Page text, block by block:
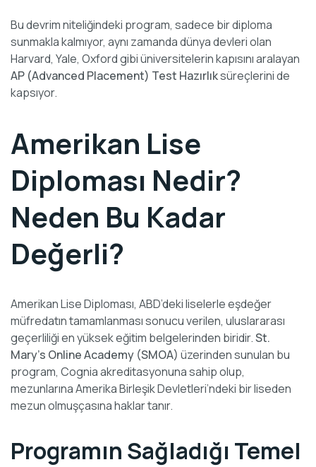
Bu devrim niteliğindeki program, sadece bir diploma
sunmakla kalmıyor, aynı zamanda dünya devleri olan
Harvard, Yale, Oxford gibi üniversitelerin kapısını aralayan
AP (Advanced Placement) Test Hazırlıksüreçlerini de
kapsıyor.
Amerikan Lise
Diploması Nedir?
Neden Bu Kadar
Değerli?
Amerikan Lise Diploması, ABD’deki liselerle eşdeğer
müfredatın tamamlanması sonucu verilen, uluslararası
geçerliliği en yüksek eğitim belgelerinden biridir.St.
Mary’s Online Academy (SMOA) üzerinden sunulan bu
program, Cognia akreditasyonuna sahip olup,
mezunlarına Amerika Birleşik Devletleri’ndeki bir liseden
mezun olmuşçasına haklar tanır.
Programın Sağladığı Temel